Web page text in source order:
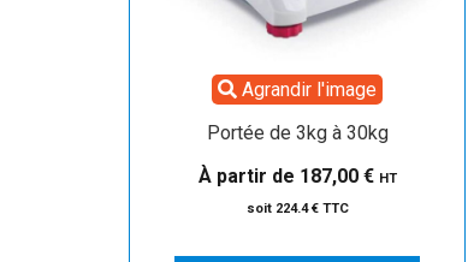
Agrandir l'image
Portée de 3kg à 30kg
À partir de 187,00 € HT
soit 224.4 € TTC